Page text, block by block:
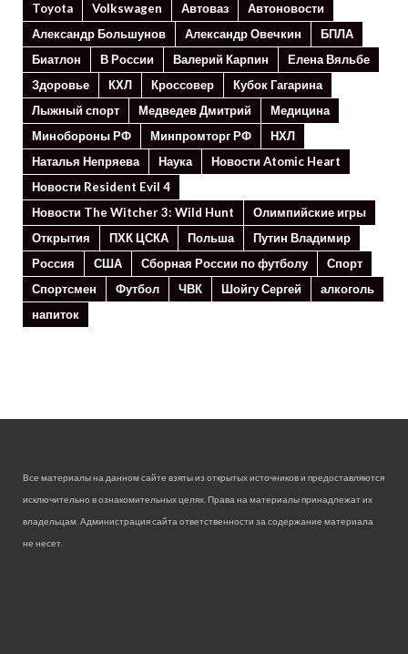
Toyota
Volkswagen Автоваз
Автоновости
Александр Большунов
Александр Овечкин
БПЛА
Биатлон
В России Валерий Карпин
Елена Вяльбе
Здоровье
КХЛ Кроссовер
Кубок Гагарина
Лыжный спорт
Медведев Дмитрий
Медицина
Минoбороны РФ
Минпромторг РФ
НХЛ
Наталья Непряева
Наука
Новости Atomic Heart
Новости Resident Evil 4
Новости The Witcher 3: Wild Hunt
Олимпийские игры
Открытия
ПХК ЦСКА Польша
Путин Владимир
Россия
США Сборная России по футболу
Спорт
Спортсмен
Футбол ЧВК Шойгу Сергей
алкоголь
напиток
Все материалы на данном сайте взяты из открытых источников и предоставляются
исключительно в ознакомительных целях. Права на материалы принадлежат их
владельцам. Администрация сайта ответственности за содержание материала
не несет.